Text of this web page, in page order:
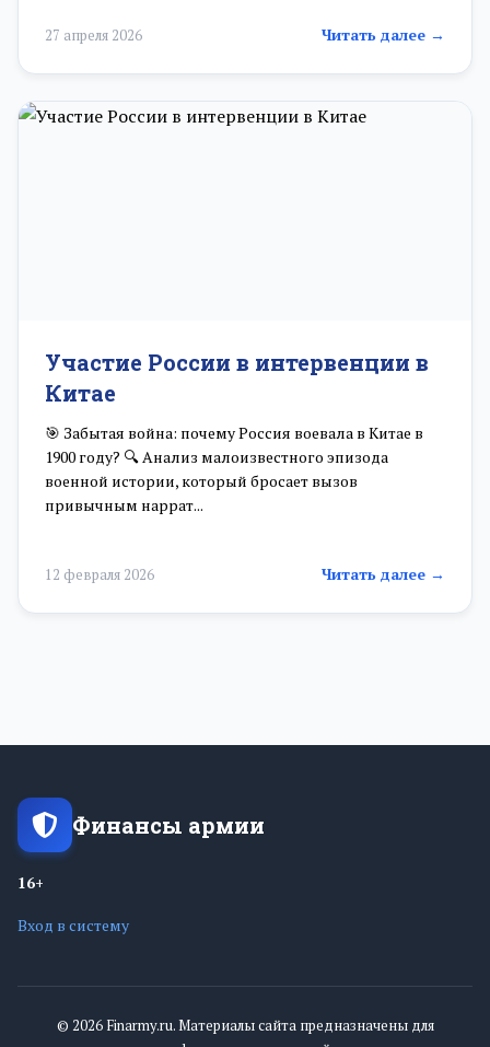
27 апреля 2026 Читать далее →
Участие России в интервенции в
Китае
🎯 Забытая война: почему Россия воевала в Китае в
1900 году? 🔍 Анализ малоизвестного эпизода
военной истории, который бросает вызов
привычным наррат...
12 февраля 2026 Читать далее →
Финансы армии
16+
Вход в систему
© 2026 Finarmy.ru. Материалы сайта предназначены для